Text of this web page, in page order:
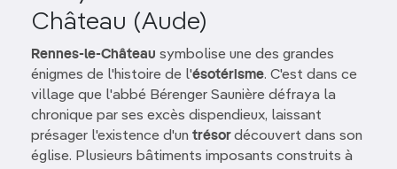
Château (Aude)
Rennes-le-Château symbolise une des grandes
énigmes de l'histoire de l'ésotérisme. C'est dans ce
village que l'abbé Bérenger Saunière défraya la
chronique par ses excès dispendieux, laissant
présager l'existence d'un trésordécouvert dans son
église. Plusieurs bâtiments imposants construits à